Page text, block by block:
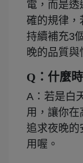
電，而是透
確的規律，
持續補充3
晚的品質
Q：什麼
A：若是白
用，讓你
追求夜晚的
用喔。